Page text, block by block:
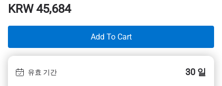
KRW45,684
Add To Cart
유효 기간 30 일